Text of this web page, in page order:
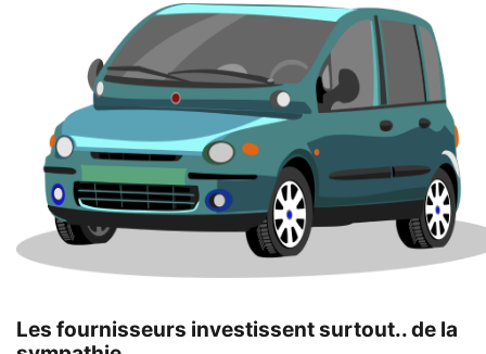
Les fournisseurs investissent surtout.. de la